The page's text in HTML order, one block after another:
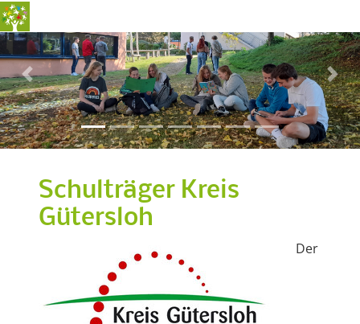
Previous Next
Schulträger Kreis
Gütersloh
Der